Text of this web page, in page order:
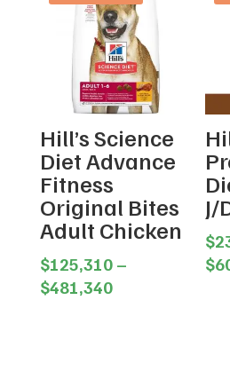
Hill’s Science
Diet Advance
Fitness
Original Bites
Adult Chicken
$125,310 –
$481,340Price
J/
$
$